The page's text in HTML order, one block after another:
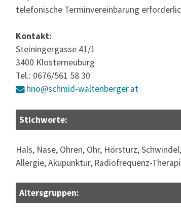
telefonische Terminvereinbarung
Kontakt:
Steiningergasse 41/1
3400 Klosterneuburg
Tel.: 0676/561 58 30
hno@schmid-waltenberger.at
Stichworte:
Hals, Nase, Ohren, Ohr, Hörsturz,
Allergie, Akupunktur, Radiofrequenz-
Altersgruppen: